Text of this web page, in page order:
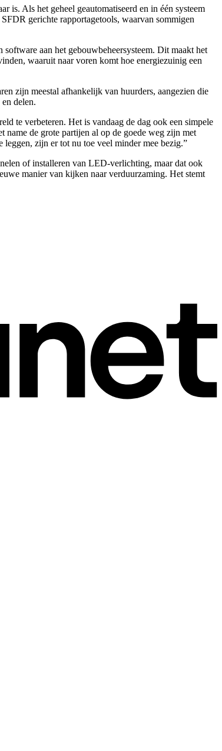
is. Als het geheel geautomatiseerd en in één systeem
gerichte rapportagetools, waarvan sommigen
aan het gebouwbeheersysteem. Dit maakt het
waaruit naar voren komt hoe energiezuinig een
zijn meestal afhankelijk van huurders, aangezien die
delen.
te verbeteren. Het is vandaag de dag ook een simpele
name de grote partijen al op de goede weg zijn met
zijn er tot nu toe veel minder mee bezig.”
of installeren van LED-verlichting, maar dat ook
manier van kijken naar verduurzaming. Het stemt